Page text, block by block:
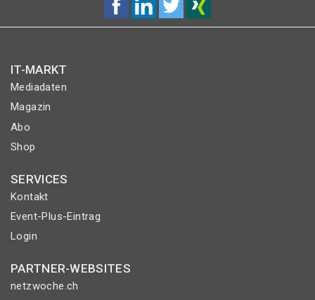
IT-MARKT
Mediadaten
Magazin
Abo
Shop
SERVICES
Kontakt
Event-Plus-Eintrag
Login
PARTNER-WEBSITES
netzwoche.ch